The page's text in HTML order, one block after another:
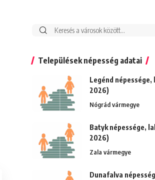
Keresés:
Települések népesség adatai
Legénd népessége,
2026)
Nógrád vármegye
Batyk népessége,
2026)
Zala vármegye
Dunafalva